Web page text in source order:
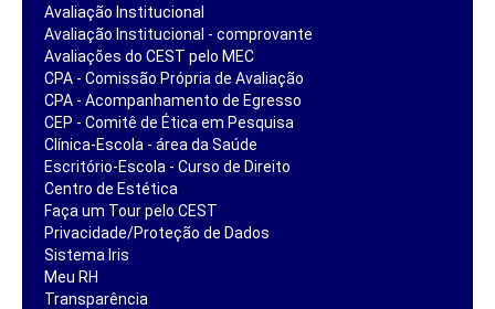
Avaliação Institucional
Avaliação Institucional - comprovante
Avaliações do CEST pelo MEC
CPA - Comissão Própria de Avaliação
CPA - Acompanhamento de Egresso
CEP - Comitê de Ética em Pesquisa
Clínica-Escola - área da Saúde
Escritório-Escola - Curso de Direito
Centro de Estética
Faça um Tour pelo CEST
Privacidade/Proteção de Dados
Sistema Iris
Meu RH
Transparência